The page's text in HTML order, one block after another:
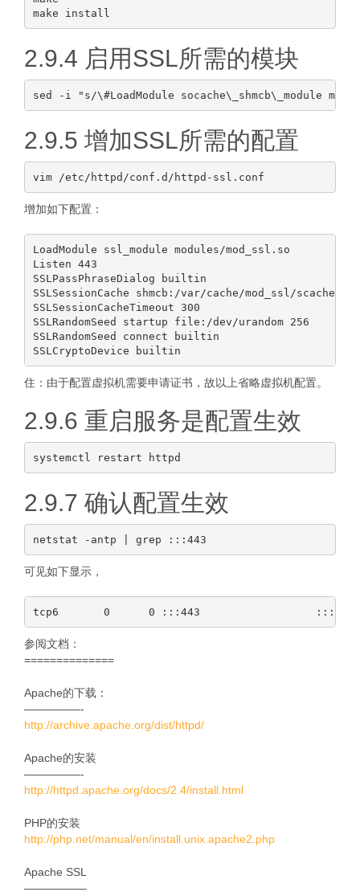
2.9.4 启用SSL所需的模块
2.9.5 增加SSL所需的配置
增加如下配置：
LoadModule ssl_module modules/mod_ssl.so
Listen 443
SSLPassPhraseDialog builtin
SSLSessionCache shmcb:/var/cache/mod_ssl/
SSLSessionCacheTimeout 300
SSLRandomSeed startup file:/dev/urandom 256
SSLRandomSeed connect builtin
住：由于配置虚拟机需要申请证书，故以上省略虚拟机配置。
2.9.6 重启服务是配置生效
2.9.7 确认配置生效
可见如下显示，
参阅文档：
==============
Apache的下载：
—————-
http://archive.apache.org/dist/httpd/
Apache的安装
—————-
http://httpd.apache.org/docs/2.4/install.html
PHP的安装
http://php.net/manual/en/install.unix.apache2.php
Apache SSL
—————–